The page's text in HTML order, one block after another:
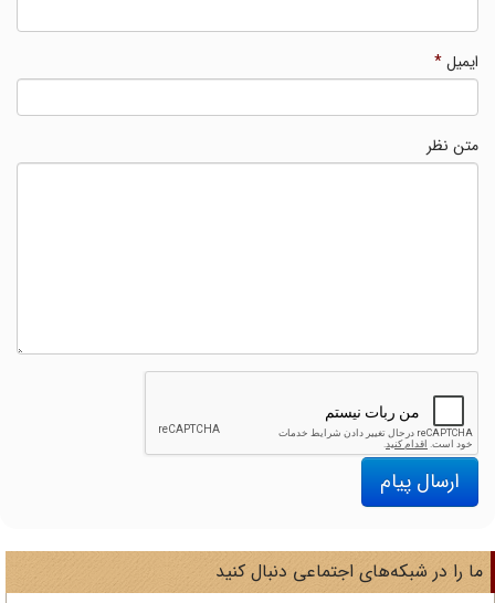
ایمیل*
متن نظر
ارسال پیام
را در شبکه‌های اجتماعی دنبال کنید